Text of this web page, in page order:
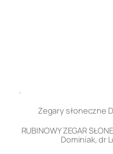
.
Zegary słoneczne
RUBINOWY ZEGAR
Dominiak, dr